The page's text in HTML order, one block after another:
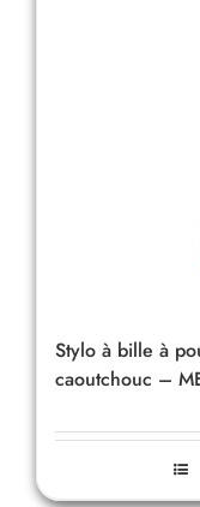
Stylo à bille à
caoutchouc –